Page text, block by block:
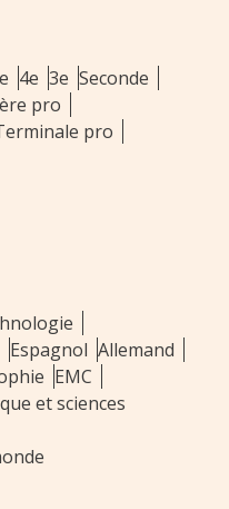
4e 3e Seconde
pro
pro
Espagnol Allemand
EMC
et sciences